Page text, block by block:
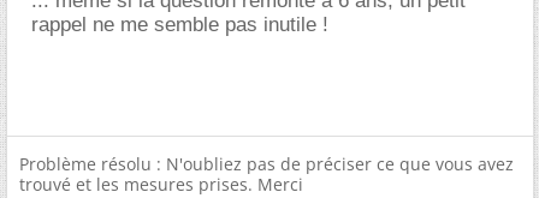
rappel ne me semble pas inutile !
Problème résolu : N'oubliez pas de préciser ce que vous avez
trouvé et les mesures prises. Merci